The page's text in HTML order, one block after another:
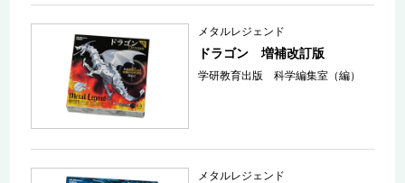
メタルレジェンド
ドラゴン 増補改訂版
学研教育出版 科学編集室（編）
メタルレジェンド